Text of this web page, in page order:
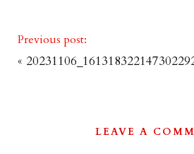
Previous post:
«
LEAVE A